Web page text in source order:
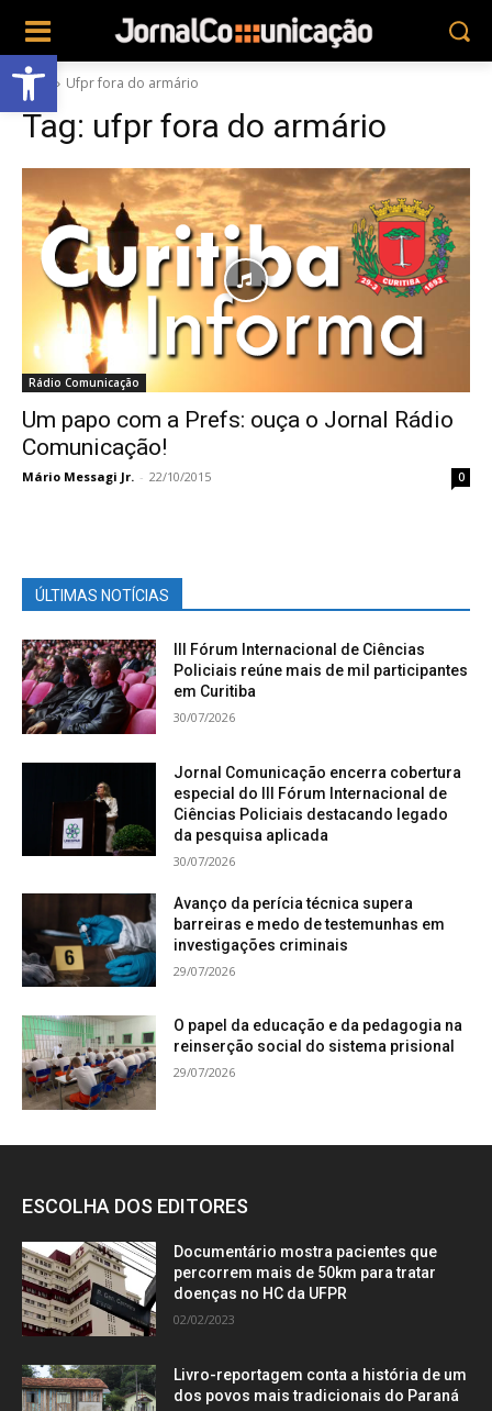
Abrir a barra de ferramentas
Tags Ufpr fora do armário
Tag: ufpr fora do armário
Rádio Comunicação
Um papo com a Prefs: ouça o Jornal Rádio
Comunicação!
Mário Messagi Jr. - 22/10/2015 0
ÚLTIMAS NOTÍCIAS
III Fórum Internacional de Ciências
Policiais reúne mais de mil participantes
em Curitiba
30/07/2026
Jornal Comunicação encerra cobertura
especial do III Fórum Internacional de
Ciências Policiais destacando legado
da pesquisa aplicada
30/07/2026
Avanço da perícia técnica supera
barreiras e medo de testemunhas em
investigações criminais
29/07/2026
O papel da educação e da pedagogia na
reinserção social do sistema prisional
29/07/2026
ESCOLHA DOS EDITORES
Documentário mostra pacientes que
percorrem mais de 50km para tratar
doenças no HC da UFPR
02/02/2023
Livro-reportagem conta a história de um
dos povos mais tradicionais do Paraná